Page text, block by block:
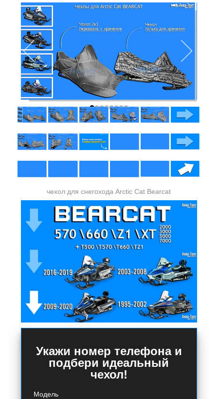
чехол для снегохода Arctic Cat Bearcat
Укажи номер телефона и
подбери идеальный
чехол!
Модель